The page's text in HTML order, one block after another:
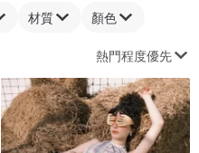
材質 顏色
熱門程度優先